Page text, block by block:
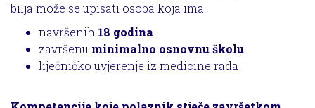
bilja može se upisati osoba koja ima
navršenih 18 godina
završenu minimalno osnovnu školu
liječničko uvjerenje iz medicine rada